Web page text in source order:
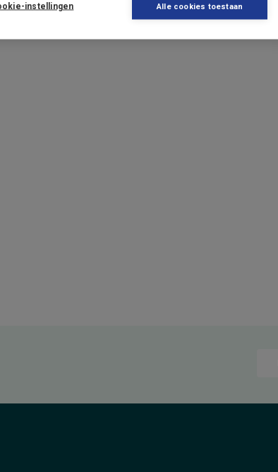
instellingen Alle cookies toestaan